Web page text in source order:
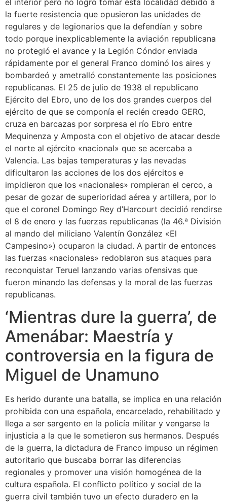
la fuerte resistencia que opusieron las unidades de
regulares y de legionarios que la defendían y sobre
todo porque inexplicablemente la aviación republicana
no protegió el avance y la Legión Cóndor enviada
rápidamente por el general Franco dominó los aires y
bombardeó y ametralló constantemente las posiciones
republicanas. El 25 de julio de 1938 el republicano
Ejército del Ebro, uno de los dos grandes cuerpos del
ejército de que se componía el recién creado GERO,
cruza en barcazas por sorpresa el río Ebro entre
Mequinenza y Amposta con el objetivo de atacar desde
el norte al ejército «nacional» que se acercaba a
Valencia. Las bajas temperaturas y las nevadas
dificultaron las acciones de los dos ejércitos e
impidieron que los «nacionales» rompieran el cerco, a
pesar de gozar de superioridad aérea y artillera, por lo
que el coronel Domingo Rey d’Harcourt decidió rendirse
el 8 de enero y las fuerzas republicanas (la 46.ª División
al mando del miliciano Valentín González «El
Campesino») ocuparon la ciudad.​ A partir de entonces
las fuerzas «nacionales» redoblaron sus ataques para
reconquistar Teruel lanzando varias ofensivas que
fueron minando las defensas y la moral de las fuerzas
republicanas.
‘Mientras dure la guerra’, de
Amenábar: Maestría y
controversia en la figura de
Miguel de Unamuno
Es herido durante una batalla, se implica en una relación
prohibida con una española, encarcelado, rehabilitado y
llega a ser sargento en la policía militar y vengarse la
injusticia a la que le sometieron sus hermanos. Después
de la guerra, la dictadura de Franco impuso un régimen
autoritario que buscaba borrar las diferencias
regionales y promover una visión homogénea de la
cultura española. El conflicto político y social de la
guerra civil también tuvo un efecto duradero en la